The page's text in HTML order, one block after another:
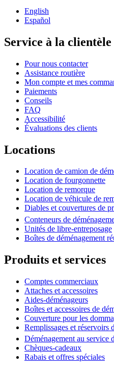
English
Español
Service à la clientèle
Pour nous contacter
Assistance routière
Mon compte et mes
Paiements
Conseils
FAQ
Accessibilité
Évaluations des clients
Locations
Location de camion de
Location de fourgonnette
Location de remorque
Location de véhicule de
Diables et couvertures de
Conteneurs de
Unités de libre-entreposage
Boîtes de déménagement
Produits et services
Comptes commerciaux
Attaches et accessoires
Aides-déménageurs
Boîtes et accessoires de
Couverture pour les
Remplissages et réservoirs
Déménagement au service
Chèques-cadeaux
Rabais et offres spéciales